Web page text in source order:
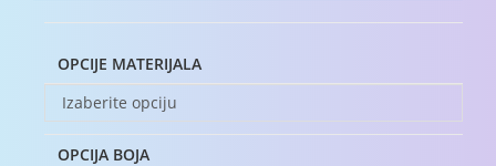
OPCIJE MATERIJALA
Izaberite opciju
OPCIJA BOJA